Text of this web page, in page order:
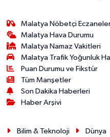
Malatya Nöbetçi
Malatya Hava Durumu
Malatya Namaz Vakitleri
Malatya Trafik Yoğunluk
Puan Durumu ve Fikstür
Tüm Manşetler
Son Dakika Haberleri
Haber Arşivi
Bilim & Teknoloji Dünya